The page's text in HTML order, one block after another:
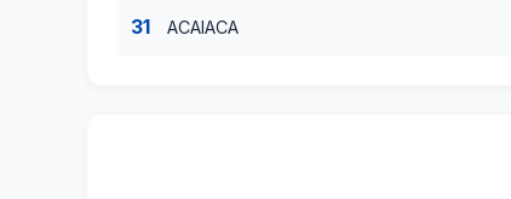
31 ACAIACA